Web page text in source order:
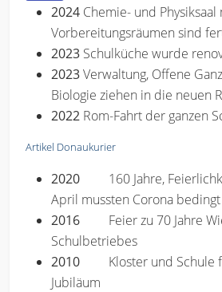
2024 Chemie- und
Vorbereitungsräumen sind
2023 Schulküche wurde
2023Verwaltung, Offene
Biologie ziehen in die neuen
2022 Rom-Fahrt der ganzen
Artikel Donaukurier
2020
160 Jahre,
April mussten Corona
2016 Feier zu 70 Jahre
Schulbetriebes
2010 Kloster und Schule
Jubiläum